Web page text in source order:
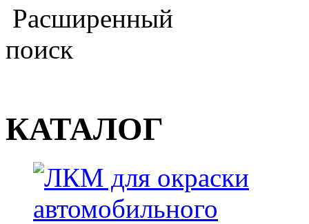
Расширенный
поиск
КАТАЛОГ